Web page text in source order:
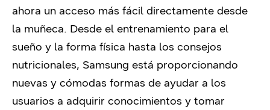
ahora un acceso más fácil directamente desde
la muñeca. Desde el entrenamiento para el
sueño y la forma física hasta los consejos
nutricionales, Samsung está proporcionando
nuevas y cómodas formas de ayudar a los
usuarios a adquirir conocimientos y tomar